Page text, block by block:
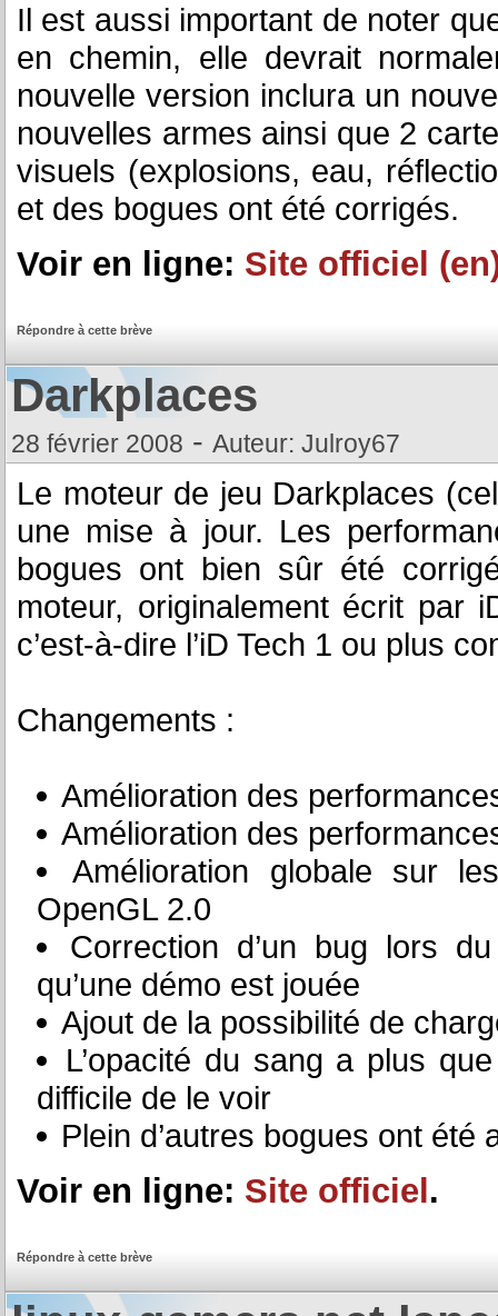
Il est aussi important de noter
en chemin, elle devrait
nouvelle version inclura un
nouvelles armes ainsi que 2
visuels (explosions, eau,
et des bogues ont été corrigés.
Voir en ligne: Site officiel
Répondre à cette brève
Darkplaces
28 février 2008 - Auteur: Julroy67
Le moteur de jeu Darkplaces
une mise à jour. Les
bogues ont bien sûr été
moteur, originalement écrit par
c’est-à-dire l’iD Tech 1 ou plus
Changements :
Amélioration des
Amélioration des
Amélioration globale sur
OpenGL 2.0
Correction d’un bug lors
qu’une démo est jouée
Ajout de la possibilité de
L’opacité du sang a plus
difficile de le voir
Plein d’autres bogues ont été
Voir en ligne: Site officiel.
Répondre à cette brève